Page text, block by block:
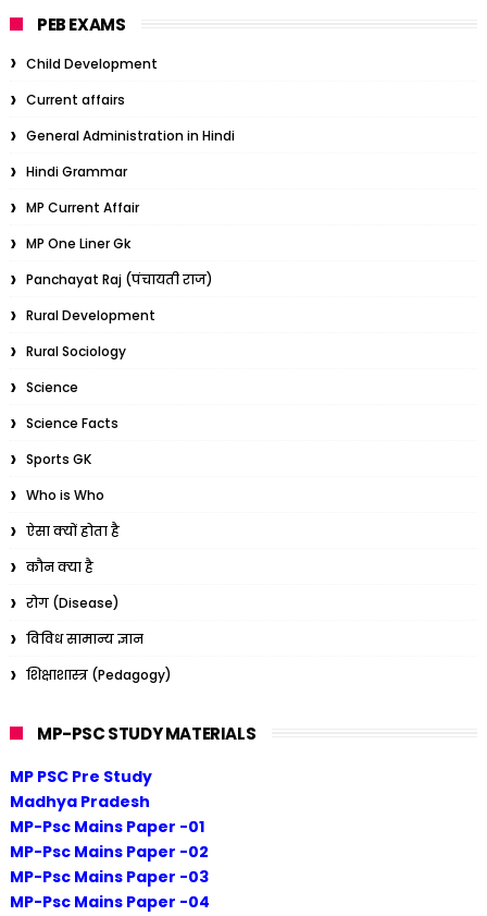
PEB EXAMS
Child Development
Current affairs
General Administration in Hindi
Hindi Grammar
MP Current Affair
MP One Liner Gk
Panchayat Raj (पंचायती राज)
Rural Development
Rural Sociology
Science
Science Facts
Sports GK
Who is Who
ऐसा क्यों होता है
कौन क्या है
रोग (Disease)
विविध सामान्य ज्ञान
शिक्षाशास्त्र (Pedagogy)
MP-PSC STUDY MATERIALS
MP PSC Pre Study
Madhya Pradesh
MP-Psc Mains Paper -01
MP-Psc Mains Paper -02
MP-Psc Mains Paper -03
MP-Psc Mains Paper -04